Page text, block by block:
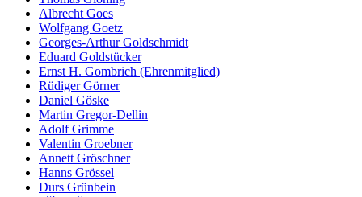
Albrecht Goes
Wolfgang Goetz
Georges-Arthur Goldschmidt
Eduard Goldstücker
Ernst H. Gombrich (Ehrenmitglied)
Rüdiger Görner
Daniel Göske
Martin Gregor-Dellin
Adolf Grimme
Valentin Groebner
Annett Gröschner
Hanns Grössel
Durs Grünbein